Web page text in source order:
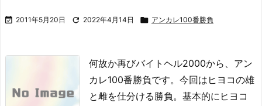
 2011年5月20日  2022年4月14日  アンカレ100番勝負
何故か再びバイトヘル2000から、アン
カレ100番勝負です。 今回はヒヨコの雄
と雌を仕分ける勝負。 基本的にヒヨコ